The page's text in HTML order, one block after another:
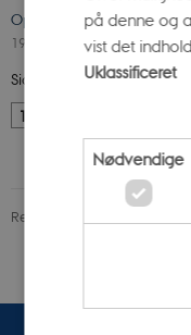
Oplev årets astronomiske
19. marts 2025-Ole
Side 1 af 6
1
Revideret 10.04.2026
på denne og
vist det
Uklassificeret
Nødvendige